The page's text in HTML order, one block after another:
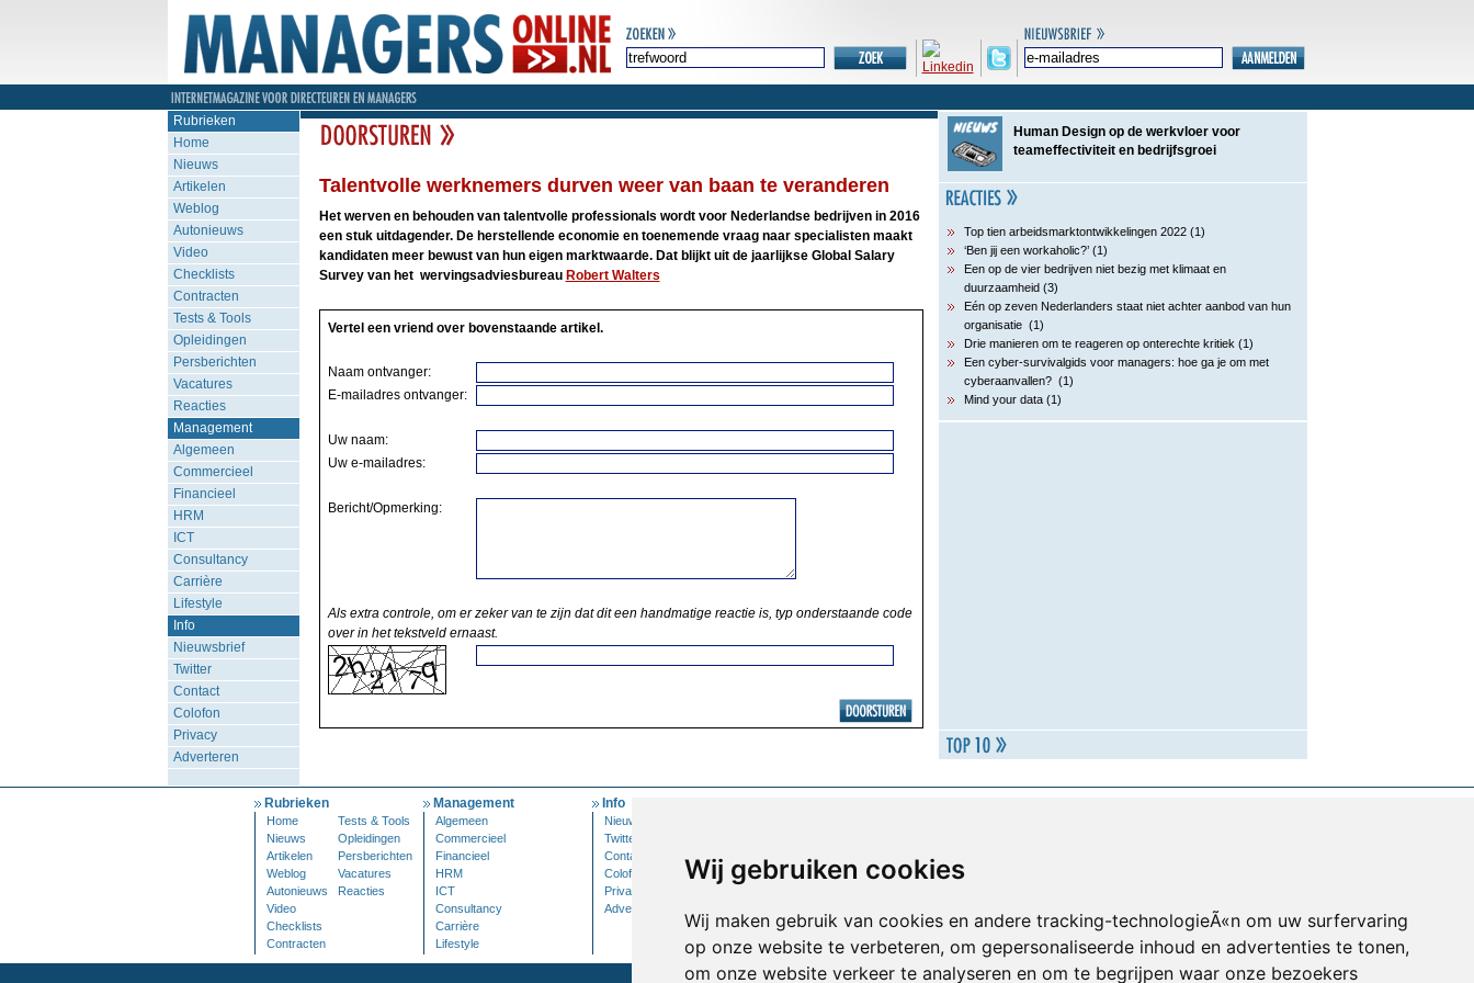
Wij gebruiken cookies
Wij maken gebruik van cookies en andere tracking-technologieÃ«n om uw surfervaring
op onze website te verbeteren, om gepersonaliseerde inhoud en advertenties te tonen,
om onze website verkeer te analyseren en om te begrijpen waar onze bezoekers
Rubrieken
Home
Nieuws
Artikelen
Weblog
Autonieuws
Video
Checklists
Contracten
Tests & Tools
Opleidingen
Persberichten
Vacatures
Reacties
Management
Algemeen
Commercieel
Financieel
HRM
ICT
Consultancy
Carrière
Lifestyle
Info
Nieuwsbrief
Twitter
Contact
Colofon
Privacy
Adverteren
Talentvolle werknemers durven weer van baan te veranderen
Het werven en behouden van talentvolle professionals wordt voor Nederlandse bedrijven in 2016
een stuk uitdagender. De herstellende economie en toenemende vraag naar specialisten maakt
kandidaten meer bewust van hun eigen marktwaarde. Dat blijkt uit de jaarlijkse Global Salary
Survey van het wervingsadviesbureau Robert Walters
Vertel een vriend over bovenstaande artikel.
Naam ontvanger:
E-mailadres ontvanger:
Uw naam:
Uw e-mailadres:
Bericht/Opmerking:
Als extra controle, om er zeker van te zijn dat dit een handmatige reactie is, typ onderstaande code
over in het tekstveld ernaast.
Human Design op de werkvloer voor
teameffectiviteit en bedrijfsgroei
Top tien arbeidsmarktontwikkelingen 2022 (1)
‘Ben jij een workaholic?’ (1)
Een op de vier bedrijven niet bezig met klimaat en
duurzaamheid (3)
Eén op zeven Nederlanders staat niet achter aanbod van hun
organisatie (1)
Drie manieren om te reageren op onterechte kritiek (1)
Een cyber-survivalgids voor managers: hoe ga je om met
cyberaanvallen? (1)
Mind your data (1)
Rubrieken
Home
Tests & Tools
Nieuws
Opleidingen
Artikelen
Persberichten
Weblog
Vacatures
Autonieuws
Reacties
Video
Checklists
Contracten
Management
Algemeen
Commercieel
Financieel
HRM
ICT
Consultancy
Carrière
Lifestyle
Info
Nieuwsbrief
Twitter
Contact
Colofon
Privacy
Adverteren